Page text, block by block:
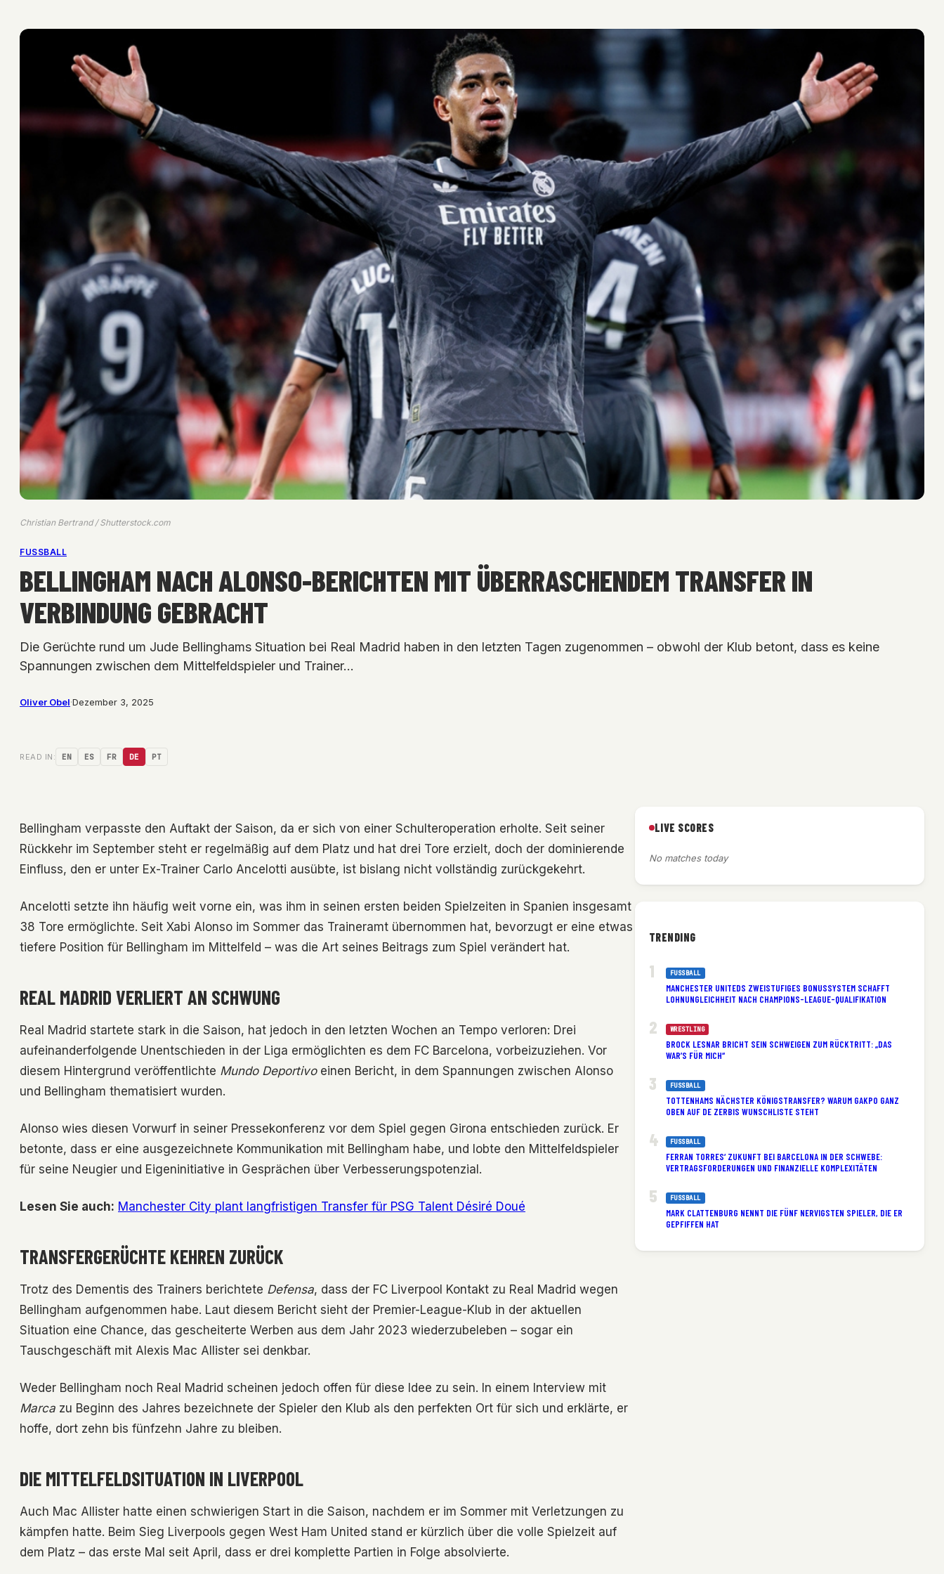
Christian Bertrand / Shutterstock.com
FUSSBALL
BELLINGHAM NACH ALONSO-BERICHTEN MIT ÜBERRASCHENDEM TRANSFER IN
VERBINDUNG GEBRACHT
Die Gerüchte rund um Jude Bellinghams Situation bei Real Madrid haben in den letzten Tagen zugenommen – obwohl der Klub betont, dass es keine
Spannungen zwischen dem Mittelfeldspieler und Trainer…
Oliver Obel·Dezember 3, 2025
READ IN: EN ES FR DE PT
Bellingham verpasste den Auftakt der Saison, da er sich von einer Schulteroperation erholte. Seit seiner
Rückkehr im September steht er regelmäßig auf dem Platz und hat drei Tore erzielt, doch der dominierende
Einfluss, den er unter Ex-Trainer Carlo Ancelotti ausübte, ist bislang nicht vollständig zurückgekehrt.
Ancelotti setzte ihn häufig weit vorne ein, was ihm in seinen ersten beiden Spielzeiten in Spanien insgesamt
38 Tore ermöglichte. Seit Xabi Alonso im Sommer das Traineramt übernommen hat, bevorzugt er eine etwas
tiefere Position für Bellingham im Mittelfeld – was die Art seines Beitrags zum Spiel verändert hat.
REAL MADRID VERLIERT AN SCHWUNG
Real Madrid startete stark in die Saison, hat jedoch in den letzten Wochen an Tempo verloren: Drei
aufeinanderfolgende Unentschieden in der Liga ermöglichten es dem FC Barcelona, vorbeizuziehen. Vor
diesem Hintergrund veröffentlichte Mundo Deportivoeinen Bericht, in dem Spannungen zwischen Alonso
und Bellingham thematisiert wurden.
Alonso wies diesen Vorwurf in seiner Pressekonferenz vor dem Spiel gegen Girona entschieden zurück. Er
betonte, dass er eine ausgezeichnete Kommunikation mit Bellingham habe, und lobte den Mittelfeldspieler
für seine Neugier und Eigeninitiative in Gesprächen über Verbesserungspotenzial.
Lesen Sie auch: Manchester City plant langfristigen Transfer für PSG Talent Désiré Doué
TRANSFERGERÜCHTE KEHREN ZURÜCK
Trotz des Dementis des Trainers berichtete Defensa, dass der FC Liverpool Kontakt zu Real Madrid wegen
Bellingham aufgenommen habe. Laut diesem Bericht sieht der Premier-League-Klub in der aktuellen
Situation eine Chance, das gescheiterte Werben aus dem Jahr 2023 wiederzubeleben – sogar ein
Tauschgeschäft mit Alexis Mac Allister sei denkbar.
Weder Bellingham noch Real Madrid scheinen jedoch offen für diese Idee zu sein. In einem Interview mit
Marca zu Beginn des Jahres bezeichnete der Spieler den Klub als den perfekten Ort für sich und erklärte, er
hoffe, dort zehn bis fünfzehn Jahre zu bleiben.
DIE MITTELFELDSITUATION IN LIVERPOOL
Auch Mac Allister hatte einen schwierigen Start in die Saison, nachdem er im Sommer mit Verletzungen zu
kämpfen hatte. Beim Sieg Liverpools gegen West Ham United stand er kürzlich über die volle Spielzeit auf
dem Platz – das erste Mal seit April, dass er drei komplette Partien in Folge absolvierte.
LIVE SCORES
No matches today
TRENDING
FUSSBALL
MANCHESTER UNITEDS ZWEISTUFIGES BONUSSYSTEM SCHAFFT
LOHNUNGLEICHHEIT NACH CHAMPIONS-LEAGUE-QUALIFIKATION
WRESTLING
BROCK LESNAR BRICHT SEIN SCHWEIGEN ZUM RÜCKTRITT: „DAS
WAR’S FÜR MICH“
FUSSBALL
TOTTENHAMS NÄCHSTER KÖNIGSTRANSFER? WARUM GAKPO GANZ
OBEN AUF DE ZERBIS WUNSCHLISTE STEHT
FUSSBALL
FERRAN TORRES‘ ZUKUNFT BEI BARCELONA IN DER SCHWEBE:
VERTRAGSFORDERUNGEN UND FINANZIELLE KOMPLEXITÄTEN
FUSSBALL
MARK CLATTENBURG NENNT DIE FÜNF NERVIGSTEN SPIELER, DIE ER
GEPFIFFEN HAT